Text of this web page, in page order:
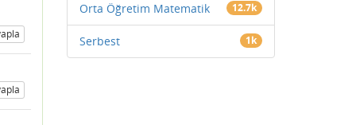
Orta Öğretim Matematik 12.7k
Serbest 1k